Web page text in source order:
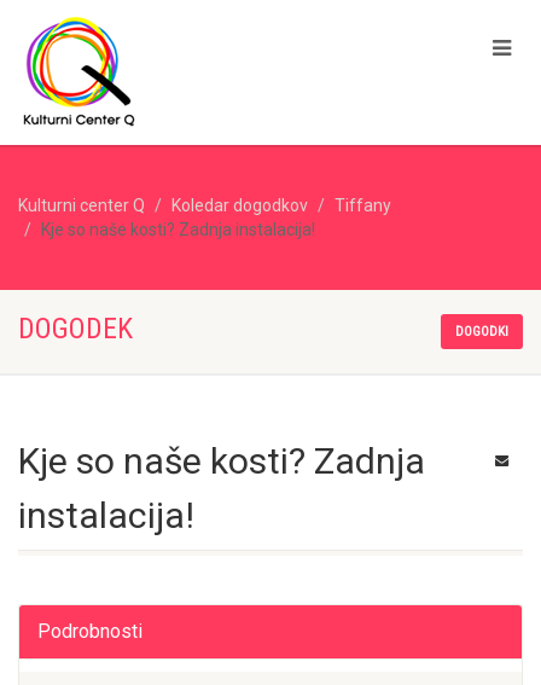
Kulturni center Q Koledar dogodkov
Tiffany
Kje so naše kosti? Zadnja instalacija!
DOGODEK DOGODKI
Kje so naše kosti? Zadnja
instalacija!
Podrobnosti